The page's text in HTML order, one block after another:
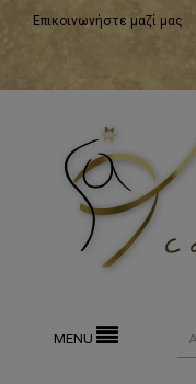
Επικοινωνήστε μαζί μας
MENU